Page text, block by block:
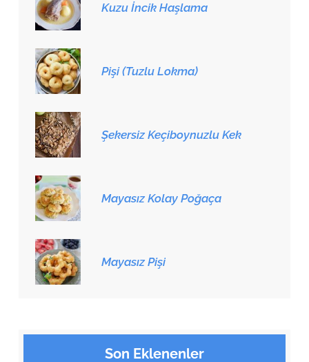
Kuzu İncik Haşlama
Pişi (Tuzlu Lokma)
Şekersiz Keçiboynuzlu Kek
Mayasız Kolay Poğaça
Mayasız Pişi
Son Eklenenler